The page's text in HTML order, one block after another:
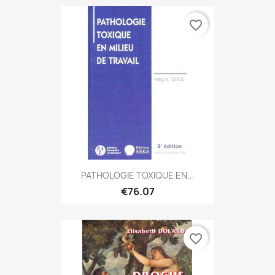
PATHOLOGIE TOXIQUE EN...
€76.07
favorite_border
favorite_border